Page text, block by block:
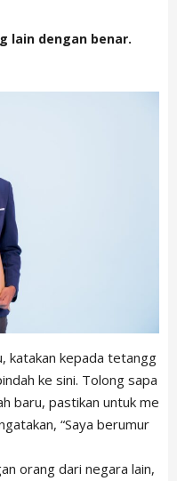
lain dengan benar.
katakan kepada tetangg
ke sini. Tolong sapa
baru, pastikan untuk me
“Saya berumur
orang dari negara lain,